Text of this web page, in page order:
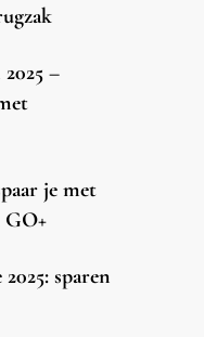
–
je met
GO+
sparen